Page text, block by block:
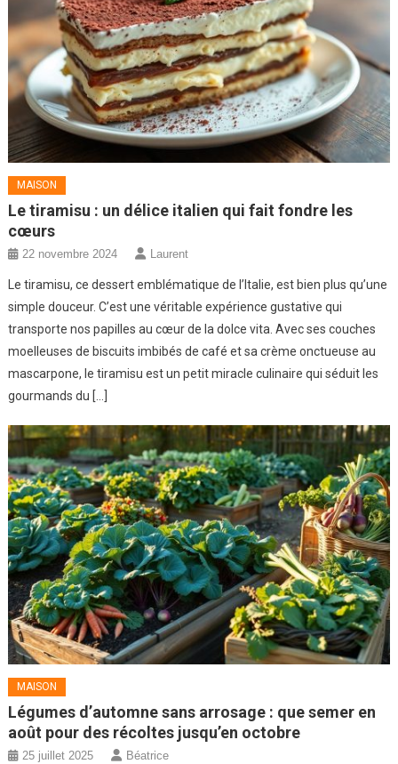
MAISON
Le tiramisu : un délice italien qui fait fondre les
cœurs
22 novembre 2024 Laurent
Le tiramisu, ce dessert emblématique de l’Italie, est bien plus qu’une
simple douceur. C’est une véritable expérience gustative qui
transporte nos papilles au cœur de la dolce vita. Avec ses couches
moelleuses de biscuits imbibés de café et sa crème onctueuse au
mascarpone, le tiramisu est un petit miracle culinaire qui séduit les
gourmands du […]
MAISON
Légumes d’automne sans arrosage : que semer en
août pour des récoltes jusqu’en octobre
25 juillet 2025 Béatrice